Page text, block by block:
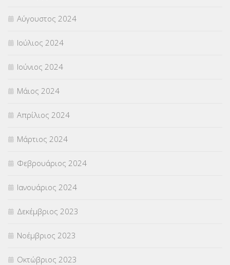
Αύγουστος 2024
Ιούλιος 2024
Ιούνιος 2024
Μάιος 2024
Απρίλιος 2024
Μάρτιος 2024
Φεβρουάριος 2024
Ιανουάριος 2024
Δεκέμβριος 2023
Νοέμβριος 2023
Οκτώβριος 2023